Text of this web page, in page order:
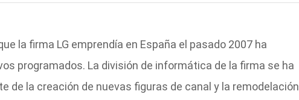
la firma LG emprendía en España el pasado 2007 ha
programados. La división de informática de la firma se ha
de la creación de nuevas figuras de canal y la remodelación